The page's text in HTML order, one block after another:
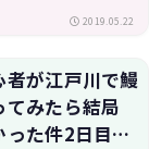
2019.05.22
者が江戸川で鰻
てみたら結局
た件2日目・